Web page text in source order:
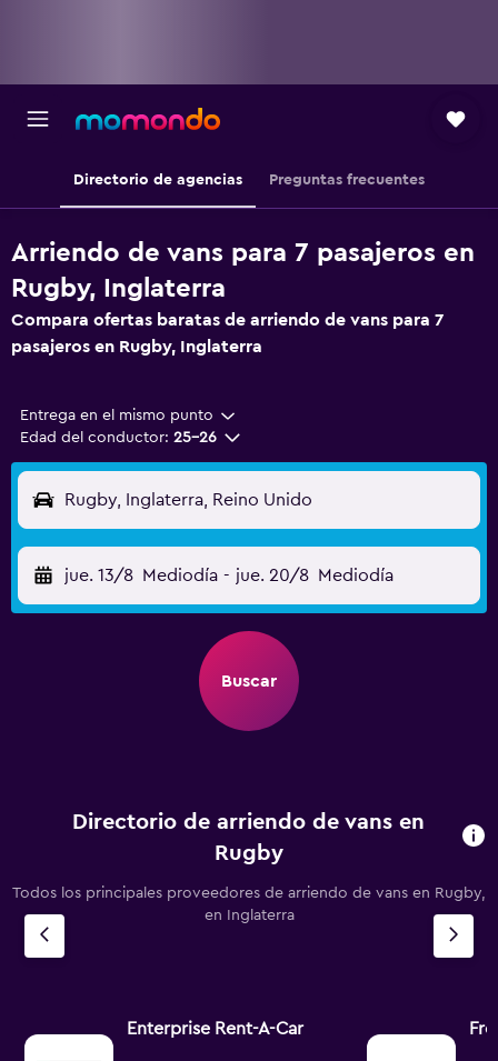
Directorio de agencias Preguntas frecuentes
Arriendo de vans para 7 pasajeros en
Rugby, Inglaterra
Compara ofertas baratas de arriendo de vans para 7
pasajeros en Rugby, Inglaterra
Entrega en el mismo punto
Edad del conductor: 25-26
Rugby, Inglaterra, Reino Unido
jue. 13/8 Mediodía - jue. 20/8 Mediodía
Buscar
Directorio de arriendo de vans en
Rugby
Todos los principales proveedores de arriendo de vans en Rugby,
en Inglaterra
Enterprise Rent-A-Car